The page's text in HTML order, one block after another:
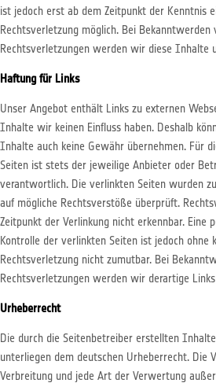
ist jedoch erst ab dem Zeitpunkt der Kenntnis
Rechtsverletzung möglich. Bei Bekanntwerden
Rechtsverletzungen werden wir diese Inhalte
Haftung für Links
Unser Angebot enthält Links zu externen
Inhalte wir keinen Einfluss haben. Deshalb
Inhalte auch keine Gewähr übernehmen. Für
Seiten ist stets der jeweilige Anbieter oder
verantwortlich. Die verlinkten Seiten wurden
auf mögliche Rechtsverstöße überprüft.
Zeitpunkt der Verlinkung nicht erkennbar. Eine
Kontrolle der verlinkten Seiten ist jedoch ohne
Rechtsverletzung nicht zumutbar. Bei
Rechtsverletzungen werden wir derartige
Urheberrecht
Die durch die Seitenbetreiber erstellten
unterliegen dem deutschen Urheberrecht. Die
Verbreitung und jede Art der Verwertung